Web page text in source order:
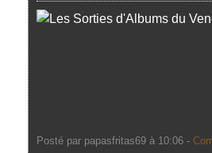
Posté par papasfritas69 à 10:06 -